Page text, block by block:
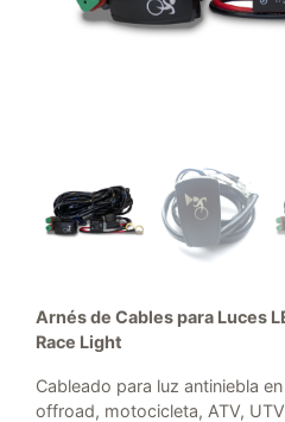
Arnés de Cables para Luces
Race Light
Cableado para luz antiniebla
offroad, motocicleta, ATV,